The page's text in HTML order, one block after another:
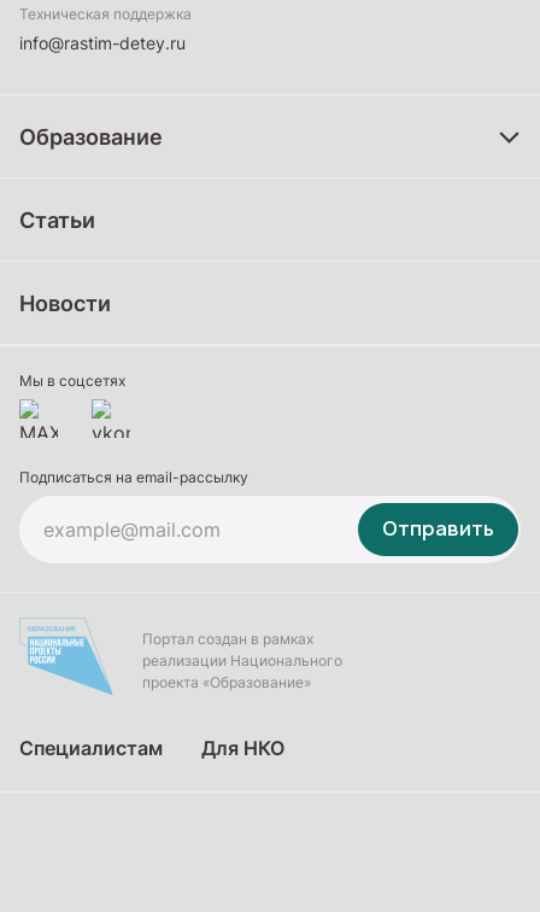
Техническая поддержка
info@rastim-detey.ru
Образование
Дополнительное образование
Статьи
Новости
Мы в соцсетях
Подписаться на email-рассылку
Отправить
Портал создан в рамках
реализации Национального
проекта «Образование»
Специалистам Для НКО